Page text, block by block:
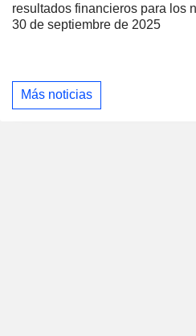
resultados financieros para los
30 de septiembre de 2025
Más noticias